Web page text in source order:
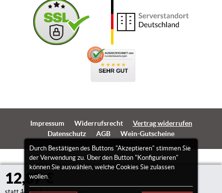
12,87 €
Durch Bestätigen des Buttons "Akzeptieren" stimmen Sie
der Verwendung zu. Über den Button "Konfigurieren"
können Sie auswählen, welche Cookies Sie zulassen
wollen.
Impressum Widerrufsrecht
Vertrag widerrufen
Datenschutz
AGB Wein-Gutscheine